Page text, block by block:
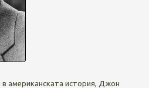
американската история, Джон